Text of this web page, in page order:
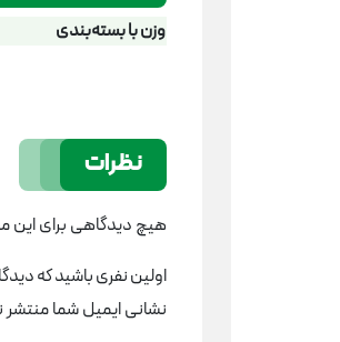
وزن با بسته‌بندی
نظرات
هیچ دیدگاهی برای
اولین نفری باشید که
نشانی ایمیل شما